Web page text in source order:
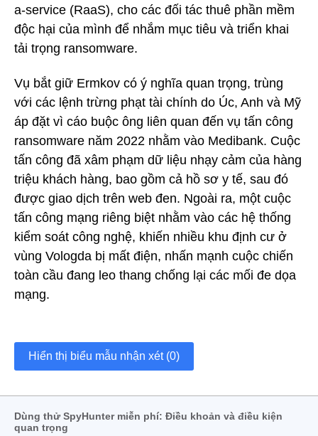
a-service (RaaS), cho các đối tác thuê phần mềm
độc hại của mình để nhắm mục tiêu và triển khai
tải trọng ransomware.
Vụ bắt giữ Ermkov có ý nghĩa quan trọng, trùng
với các lệnh trừng phạt tài chính do Úc, Anh và Mỹ
áp đặt vì cáo buộc ông liên quan đến vụ tấn công
ransomware năm 2022 nhằm vào Medibank. Cuộc
tấn công đã xâm phạm dữ liệu nhạy cảm của hàng
triệu khách hàng, bao gồm cả hồ sơ y tế, sau đó
được giao dịch trên web đen. Ngoài ra, một cuộc
tấn công mạng riêng biệt nhằm vào các hệ thống
kiểm soát công nghệ, khiến nhiều khu định cư ở
vùng Vologda bị mất điện, nhấn mạnh cuộc chiến
toàn cầu đang leo thang chống lại các mối đe dọa
mạng.
Hiển thị biểu mẫu nhận xét (0)
Dùng thử SpyHunter miễn phí: Điều khoản và điều kiện
quan trọng